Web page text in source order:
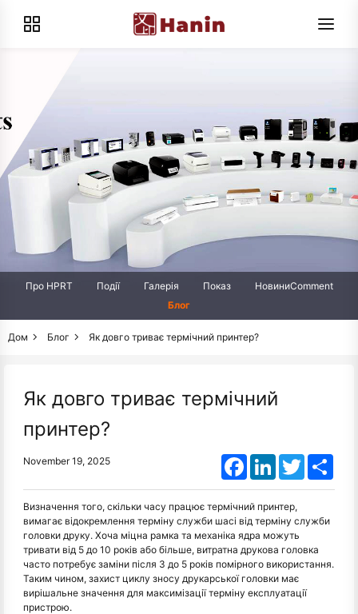
Про HPRT Події Галерія Показ
НовиниComment
Блог
Дом Блог Як довго триває термічний принтер?
Як довго триває термічний
принтер?
November 19, 2025 FacebookLinkedInTwitter
Визначення того, скільки часу працює термічний принтер,
вимагає відокремлення терміну служби шасі від терміну служби
головки друку. Хоча міцна рамка та механіка ядра можуть
тривати від 5 до 10 років або більше, витратна друкова головка
часто потребує заміни після 3 до 5 років помірного використання.
Таким чином, захист циклу зносу друкарської головки має
вирішальне значення для максимізації терміну експлуатації
пристрою.